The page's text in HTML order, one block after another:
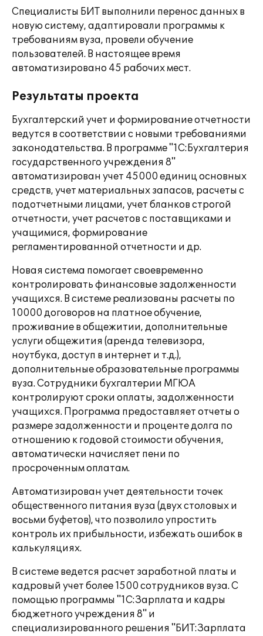
Специалисты БИТ выполнили перенос данных в
новую систему, адаптировали программы к
требованиям вуза, провели обучение
пользователей. В настоящее время
автоматизировано 45 рабочих мест.
Результаты проекта
Бухгалтерский учет и формирование отчетности
ведутся в соответствии с новыми требованиями
законодательства. В программе "1С:Бухгалтерия
государственного учреждения 8"
автоматизирован учет 45000 единиц основных
средств, учет материальных запасов, расчеты с
подотчетными лицами, учет бланков строгой
отчетности, учет расчетов с поставщиками и
учащимися, формирование
регламентированной отчетности и др.
Новая система помогает своевременно
контролировать финансовые задолженности
учащихся. В системе реализованы расчеты по
10000 договоров на платное обучение,
проживание в общежитии, дополнительные
услуги общежития (аренда телевизора,
ноутбука, доступ в интернет и т.д.),
дополнительные образовательные программы
вуза. Сотрудники бухгалтерии МГЮА
контролируют сроки оплаты, задолженности
учащихся. Программа предоставляет отчеты о
размере задолженности и проценте долга по
отношению к годовой стоимости обучения,
автоматически начисляет пени по
просроченным оплатам.
Автоматизирован учет деятельности точек
общественного питания вуза (двух столовых и
восьми буфетов), что позволило упростить
контроль их прибыльности, избежать ошибок в
калькуляциях.
В системе ведется расчет заработной платы и
кадровый учет более 1500 сотрудников вуза. С
помощью программы "1С:Зарплата и кадры
бюджетного учреждения 8" и
специализированного решения "БИТ:Зарплата